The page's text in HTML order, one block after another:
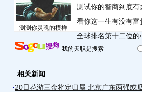
测测你灵魂的模样
测试你的智商到底
看你这一生有没有富
全球排名第十二位
我的天职是搜索
相关新闻
·20日花游三金将定归属 北京广东两强或